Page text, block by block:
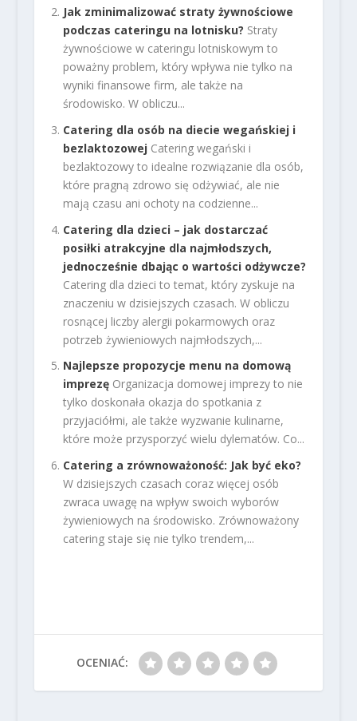
Jak zminimalizować straty żywnościowe
podczas cateringu na lotnisku? Straty
żywnościowe w cateringu lotniskowym to
poważny problem, który wpływa nie tylko na
wyniki finansowe firm, ale także na
środowisko. W obliczu...
Catering dla osób na diecie wegańskiej i
bezlaktozowej Catering wegański i
bezlaktozowy to idealne rozwiązanie dla osób,
które pragną zdrowo się odżywiać, ale nie
mają czasu ani ochoty na codzienne...
Catering dla dzieci – jak dostarczać
posiłki atrakcyjne dla najmłodszych,
jednocześnie dbając o wartości odżywcze?
Catering dla dzieci to temat, który zyskuje na
znaczeniu w dzisiejszych czasach. W obliczu
rosnącej liczby alergii pokarmowych oraz
potrzeb żywieniowych najmłodszych,...
Najlepsze propozycje menu na domową
imprezę Organizacja domowej imprezy to nie
tylko doskonała okazja do spotkania z
przyjaciółmi, ale także wyzwanie kulinarne,
które może przysporzyć wielu dylematów. Co...
Catering a zrównoważoność: Jak być eko?
W dzisiejszych czasach coraz więcej osób
zwraca uwagę na wpływ swoich wyborów
żywieniowych na środowisko. Zrównoważony
catering staje się nie tylko trendem,...
OCENIAĆ: